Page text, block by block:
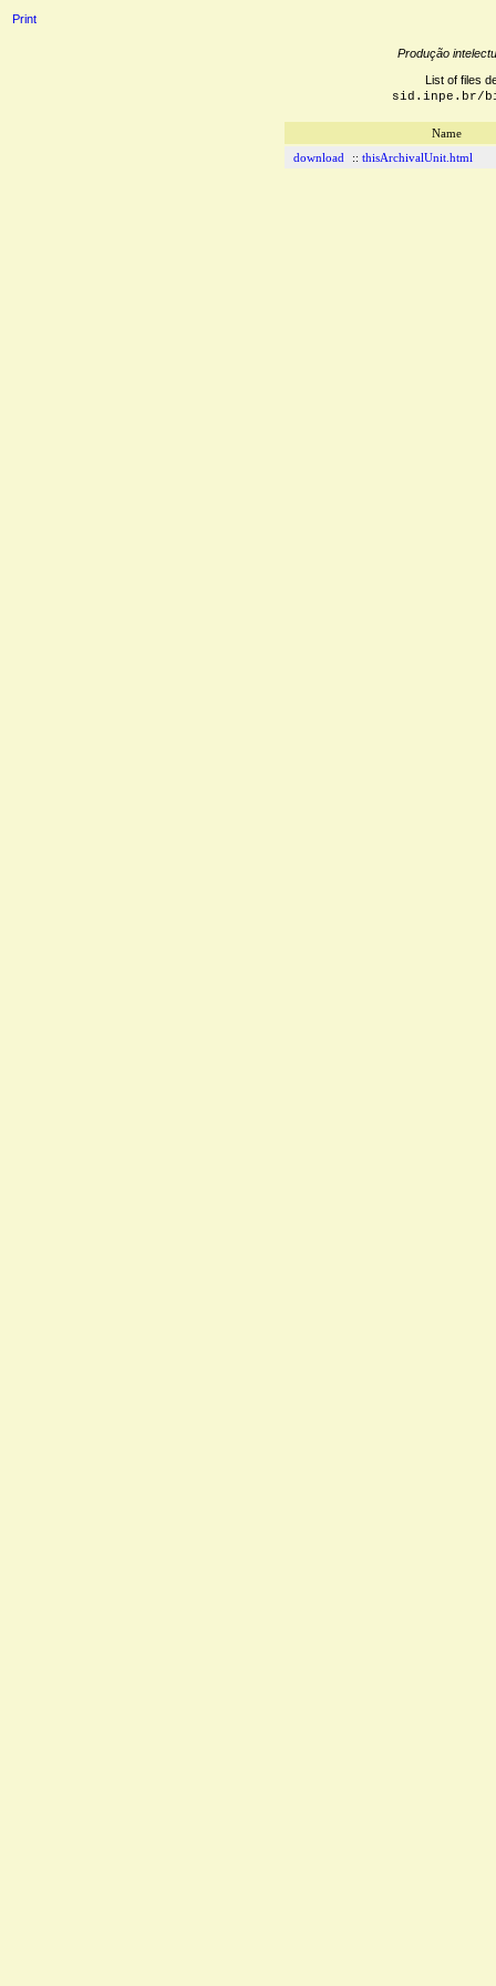
Print
Produção
List of files
sid.inpe.br/
Name
download
:: thisArchivalUnit.html